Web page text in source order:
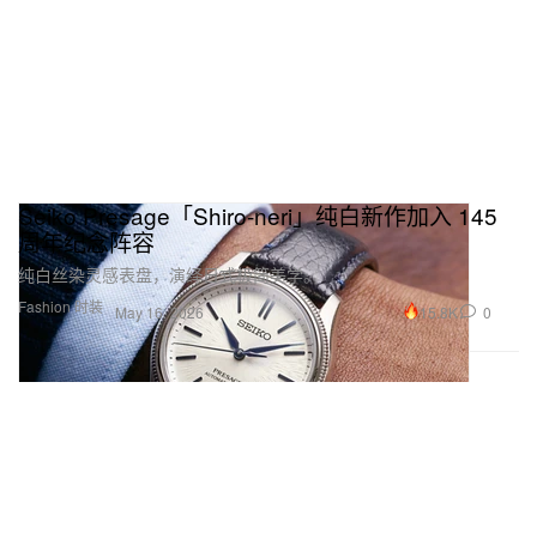
Fashion 时装
Seiko Presage「Shiro‑neri」纯白新作加入 145
周年纪念阵容
纯白丝染灵感表盘，演绎日式极简美学。
May 16, 2026 15.8K 0